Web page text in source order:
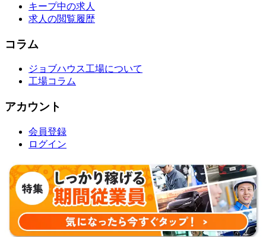
キープ中の求人
求人の閲覧履歴
コラム
ジョブハウス工場について
工場コラム
アカウント
会員登録
ログイン